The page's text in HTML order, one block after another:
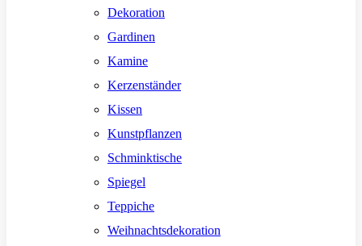
Dekoration
Gardinen
Kamine
Kerzenständer
Kissen
Kunstpflanzen
Schminktische
Spiegel
Teppiche
Weihnachtsdekoration